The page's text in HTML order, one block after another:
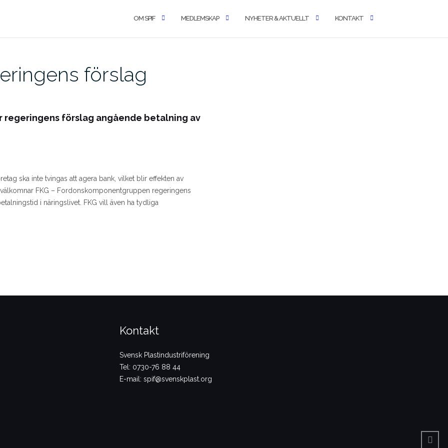
OM SPIF MEDLEMSKAP NYHETER & AKTUELLT KONTAKT
förslag
regeringens förslag angående betalning av
ska inte tvingas att agera bank, vilket blir effekten av
FKG – Fordonskomponentgruppen regeringens
i näringslivet. FKG vill även ha tydliga
Kontakt
Svensk Plastindustriförening
Tel: 0730-76 88 44
E-mail: spif@svenskplast.org